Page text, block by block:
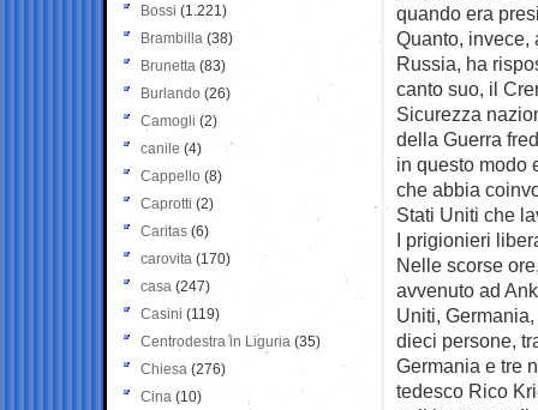
quando era
Quanto, invece,
Russia, ha
canto suo, il
Sicurezza
della Guerra
in questo modo
che abbia
Stati Uniti che
I prigionieri
Nelle scorse
avvenuto ad
Uniti,
dieci persone,
Germania e tre
tedesco Rico
Bossi (1.221)
Brambilla (38)
Brunetta (83)
Burlando (26)
Camogli (2)
canile (4)
Cappello (8)
Caprotti (2)
Caritas (6)
carovita (170)
casa (247)
Casini (119)
Centrodestra in Liguria (35)
Chiesa (276)
Cina (10)